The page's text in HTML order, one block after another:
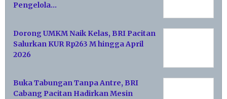
Pengelola…
Dorong UMKM Naik Kelas, BRI Pacitan
Salurkan KUR Rp263 M hingga April
2026
Buka Tabungan Tanpa Antre, BRI
Cabang Pacitan Hadirkan Mesin